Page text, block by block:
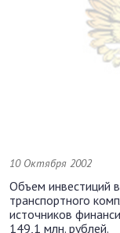
10 Октября 2002
Объем инвестиций
транспортного
источников
149,1 млн. рублей.